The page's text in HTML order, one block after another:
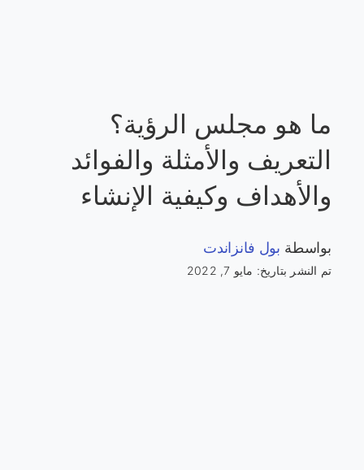
ما هو مجلس الرؤية؟
التعريف والأمثلة والفوائد
والأهداف وكيفية الإنشاء
بواسطة بول فانزاندت
تم النشر بتاريخ: مايو 7, 2022